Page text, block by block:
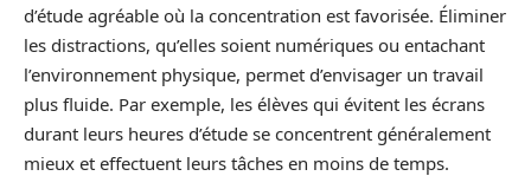
d’étude agréable où la concentration est favorisée. Éliminer
les distractions, qu’elles soient numériques ou entachant
l’environnement physique, permet d’envisager un travail
plus fluide. Par exemple, les élèves qui évitent les écrans
durant leurs heures d’étude se concentrent généralement
mieux et effectuent leurs tâches en moins de temps.